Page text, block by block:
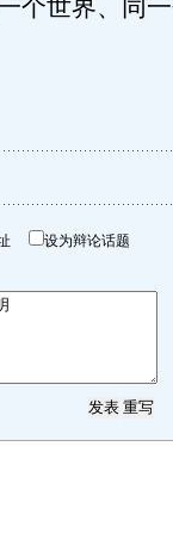
个世界、同
址 设为辩论话题